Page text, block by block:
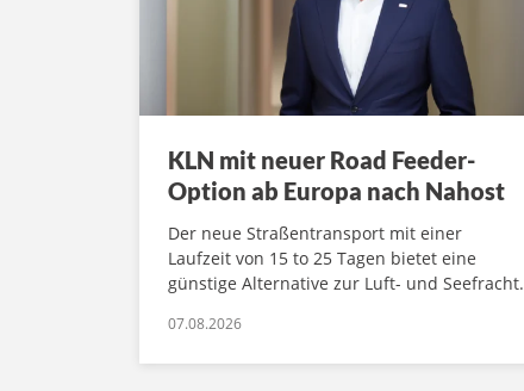
KLN mit neuer Road Feeder-
Option ab Europa nach Nahost
Der neue Straßentransport mit einer
Laufzeit von 15 to 25 Tagen bietet eine
günstige Alternative zur Luft- und Seefracht.
07.08.2026